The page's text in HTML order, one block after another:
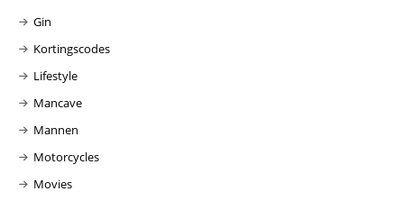
Gin
Kortingscodes
Lifestyle
Mancave
Mannen
Motorcycles
Movies